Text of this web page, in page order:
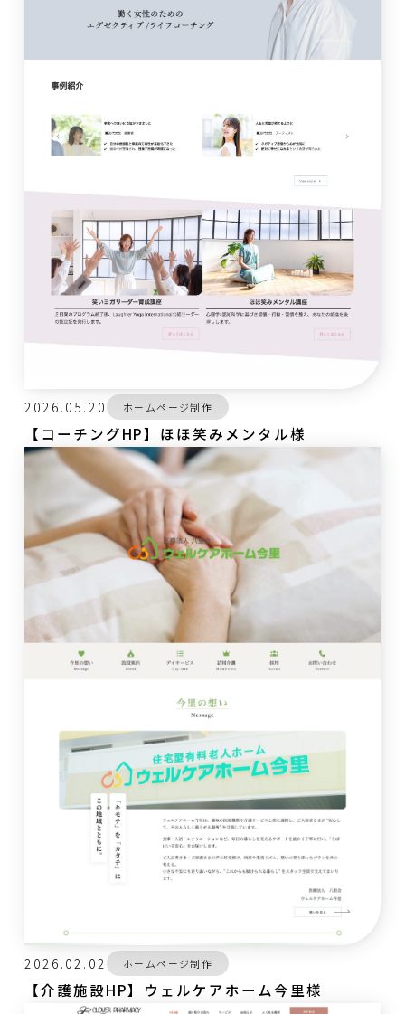
2026.05.20 ホームページ制作
【コーチングHP】ほほ笑みメンタル様
2026.02.02 ホームページ制作
【介護施設HP】ウェルケアホーム今里様